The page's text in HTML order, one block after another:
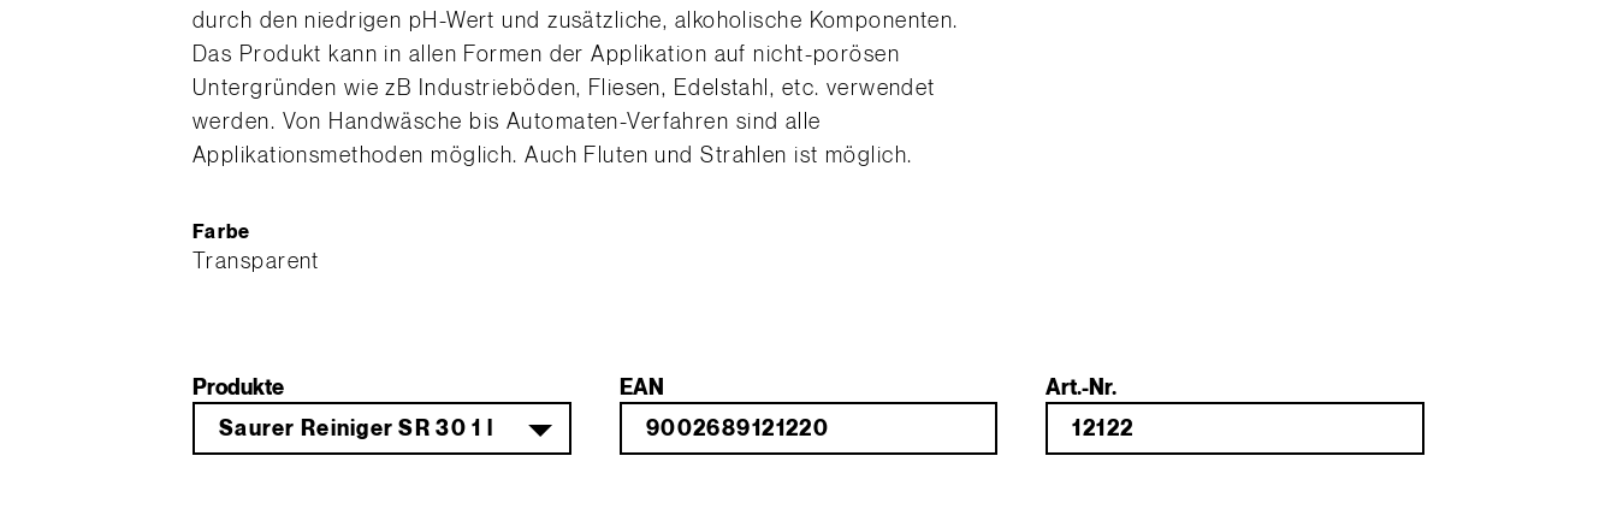
durch den niedrigen pH-Wert und zusätzliche, alkoholische Komponenten.
Das Produkt kann in allen Formen der Applikation auf nicht-porösen
Untergründen wie zB Industrieböden, Fliesen, Edelstahl, etc. verwendet
werden. Von Handwäsche bis Automaten-Verfahren sind alle
Applikationsmethoden möglich. Auch Fluten und Strahlen ist möglich.
Farbe
Transparent
Produkte
Saurer Reiniger SR 30 1 l
EAN Art.-Nr.